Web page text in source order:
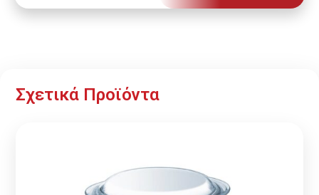
Σχετικά Προϊόντα